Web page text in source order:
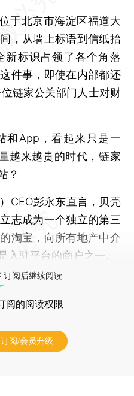
位于北京市海淀区福道大
，从墙上标语到信纸抬
新标识占领了各个角落
件事，即使在内部都还
链家公关部门人士对财
App，看起来只是一
越来越贵的时代，链家
？
CEO彭永东直言，贝壳
志成为一个独立的第三
淘宝 ，向所有地产中介
入驻平台的商户之一。
订阅后继续阅读
阅的阅读权限
订阅/会员升级